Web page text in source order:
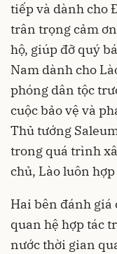
tiếp và dành cho
trân trọng cảm
hộ, giúp đỡ quý
Nam dành cho
phóng dân tộc
cuộc bảo vệ và
Thủ tướng
trong quá trình
chủ, Lào luôn
Hai bên đánh giá
quan hệ hợp tác
nước thời gian